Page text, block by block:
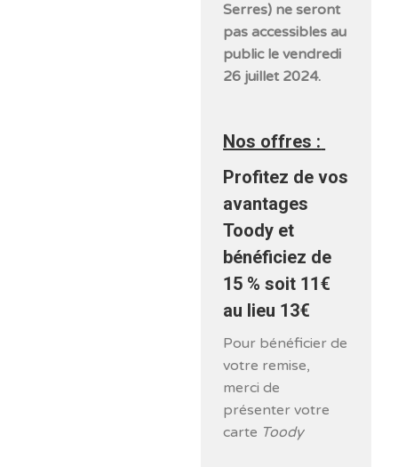
Serres) ne seront
pas accessibles au
public le vendredi
26 juillet 2024.
Nos offres :
Profitez de vos
avantages
Toody et
bénéficiez de
15 % soit 11€
au lieu 13€
Pour bénéficier de
votre remise,
merci de
présenter votre
carte Toody